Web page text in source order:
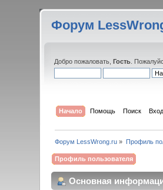
Форум
Добро пожаловать,Гость .
Начало Помощь Поиск Вход
Форум LessWrong.ru » Профиль
Профиль пользователя
Основная